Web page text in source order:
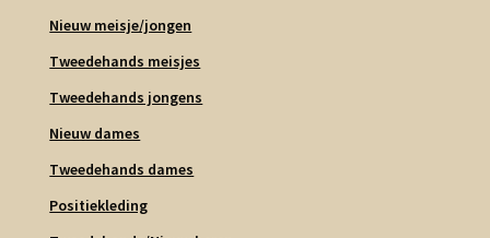
Nieuw meisje/jongen
Tweedehands meisjes
Tweedehands jongens
Nieuw dames
Tweedehands dames
Positiekleding